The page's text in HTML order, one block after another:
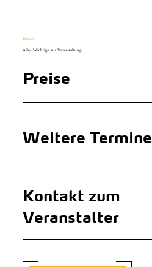
Details
Alles Wichtige zur Veranstaltung
Preise
Weitere Termine
Kontakt zum
Veranstalter